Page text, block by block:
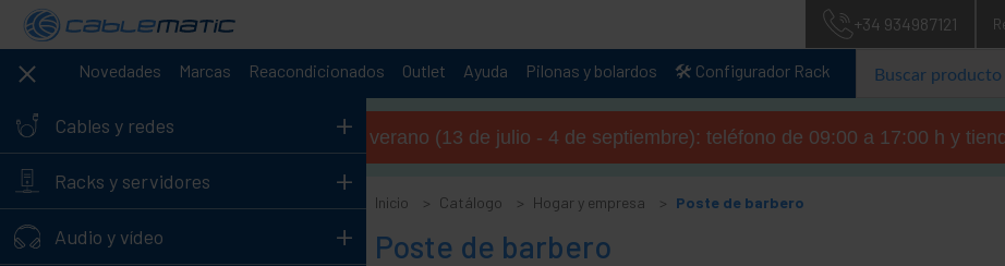
+34 934987121
Novedades Marcas Reacondicionados Outlet Ayuda Pilonas y bolardos 🛠️ Configurador Rack
Cables y redes +
Racks y servidores +
Audio y vídeo +
Horario de verano (13 de julio - 4 de septiembre): teléfono de 09:00 a 17:00 h y
Inicio Catálogo Hogar y empresa Poste de barbero
Poste de barbero